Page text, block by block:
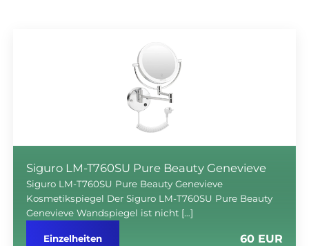
Siguro LM-T760SU Pure Beauty Genevieve
Siguro LM-T760SU Pure Beauty Genevieve
Kosmetikspiegel Der Siguro LM-T760SU Pure Beauty
Genevieve Wandspiegel ist nicht […]
Einzelheiten 60 EUR